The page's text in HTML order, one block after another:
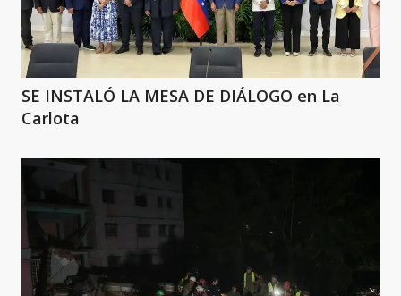
SE INSTALÓ LA MESA DE DIÁLOGO en La
Carlota